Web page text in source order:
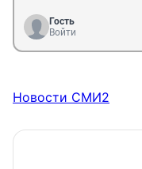
Гость
Войти
Новости СМИ2